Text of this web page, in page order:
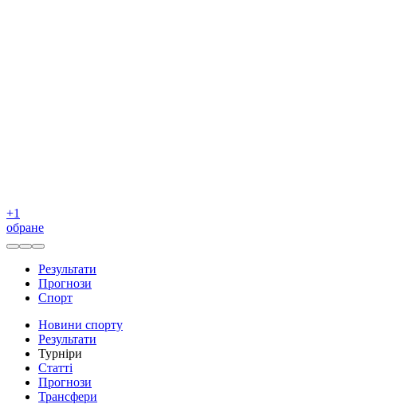
+1
обране
Результати
Прогнози
Спорт
Новини спорту
Результати
Турніри
Статті
Прогнози
Трансфери